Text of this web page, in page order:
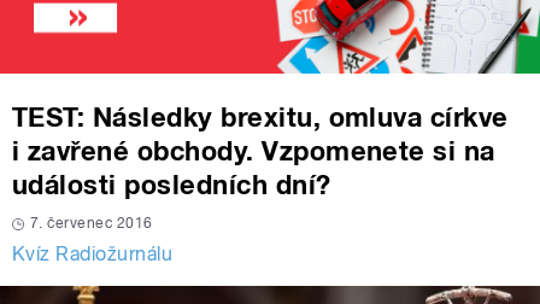
TEST: Následky brexitu, omluva církve
i zavřené obchody. Vzpomenete si na
události posledních dní?
7. červenec 2016
Kvíz Radiožurnálu